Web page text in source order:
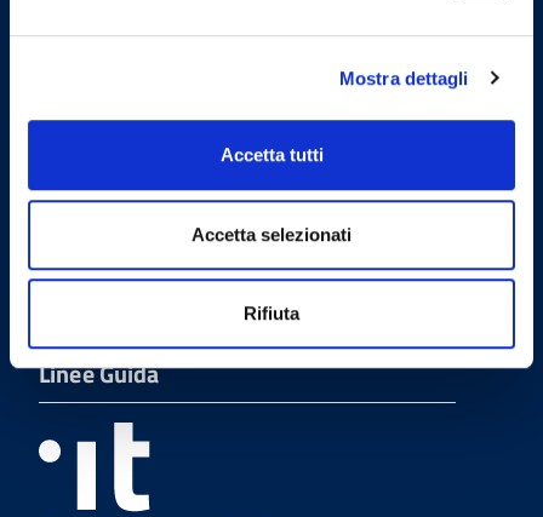
Mostra dettagli
Accetta tutti
Accetta selezionati
Rifiuta
Codici istituzionali
odmc_073
Codice Univoco Ufficio
UFHNRV
80005790730
Linee Guida